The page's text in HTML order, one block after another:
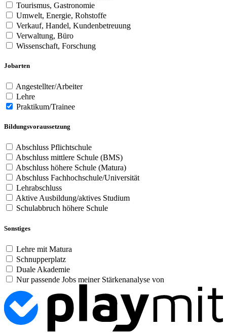
Tourismus, Gastronomie
Umwelt, Energie, Rohstoffe
Verkauf, Handel, Kundenbetreuung
Verwaltung, Büro
Wissenschaft, Forschung
Jobarten
Angestellter/Arbeiter
Lehre
Praktikum/Trainee
Bildungsvoraussetzung
Abschluss Pflichtschule
Abschluss mittlere Schule (BMS)
Abschluss höhere Schule (Matura)
Abschluss Fachhochschule/Universität
Lehrabschluss
Aktive Ausbildung/aktives Studium
Schulabbruch höhere Schule
Sonstiges
Lehre mit Matura
Schnupperplatz
Duale Akademie
Nur passende Jobs meiner Stärkenanalyse von